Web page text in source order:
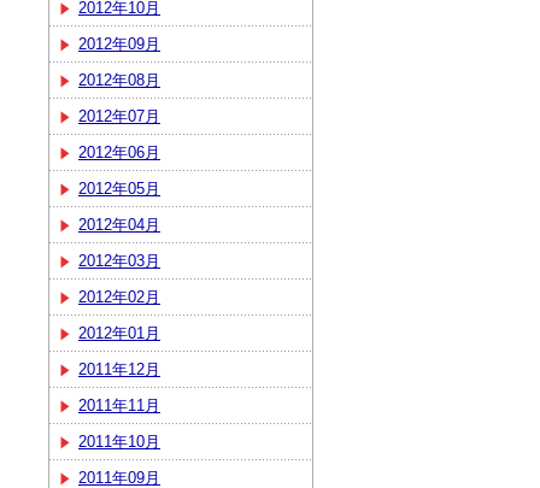
2012年10月
2012年09月
2012年08月
2012年07月
2012年06月
2012年05月
2012年04月
2012年03月
2012年02月
2012年01月
2011年12月
2011年11月
2011年10月
2011年09月